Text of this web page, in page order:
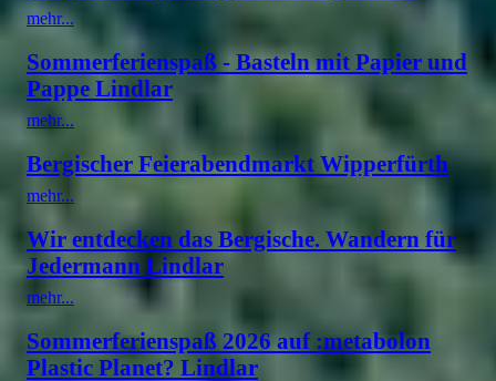
mehr...
Sommerferienspaß - Basteln mit Papier und
Pappe Lindlar
mehr...
Bergischer Feierabendmarkt Wipperfürth
mehr...
Wir entdecken das Bergische. Wandern für
Jedermann Lindlar
mehr...
Sommerferienspaß 2026 auf :metabolon
Plastic Planet? Lindlar